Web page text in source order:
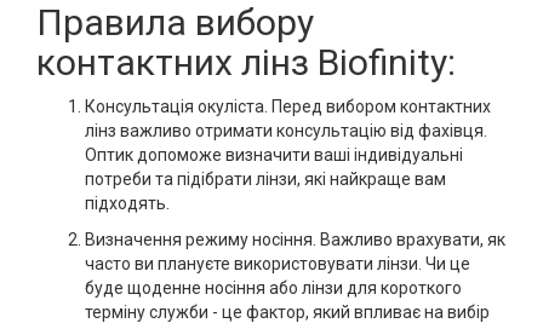
Правила вибору
контактних лінз Biofinity:
Консультація окуліста. Перед вибором контактних
лінз важливо отримати консультацію від фахівця.
Оптик допоможе визначити ваші індивідуальні
потреби та підібрати лінзи, які найкраще вам
підходять.
Визначення режиму носіння. Важливо врахувати, як
часто ви плануєте використовувати лінзи. Чи це
буде щоденне носіння або лінзи для короткого
терміну служби - це фактор, який впливає на вибір